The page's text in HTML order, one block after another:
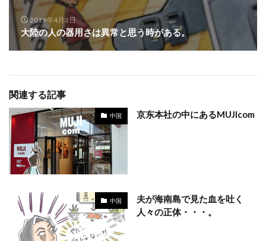
2019年4月3日
大陸の人の器用さは異常と思う時がある。
関連する記事
中国 京东本社の中にあるMUJIcom
中国
夫が海南島で見た血を吐く
人々の正体・・・。